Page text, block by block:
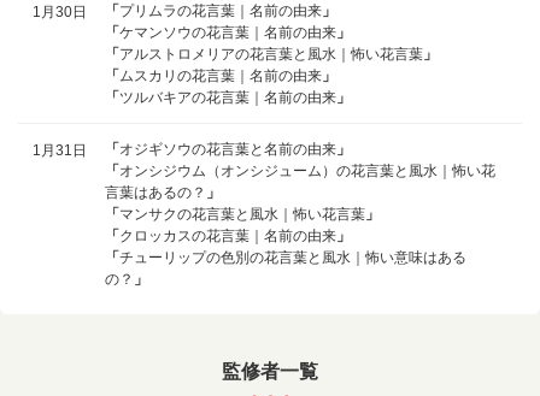
1月30日 「プリムラの花言葉｜名前の由来 」
「ケマンソウの花言葉｜名前の由来 」
「アルストロメリアの花言葉と風水｜怖い花言葉 」
「ムスカリの花言葉｜名前の由来 」
「ツルバキアの花言葉｜名前の由来 」
1月31日 「オジギソウの花言葉と名前の由来 」
「オンシジウム（オンシジューム）の花言葉と風水｜怖い花
言葉はあるの？ 」
「マンサクの花言葉と風水｜怖い花言葉 」
「クロッカスの花言葉｜名前の由来 」
「チューリップの色別の花言葉と風水｜怖い意味はある
の？ 」
監修者一覧